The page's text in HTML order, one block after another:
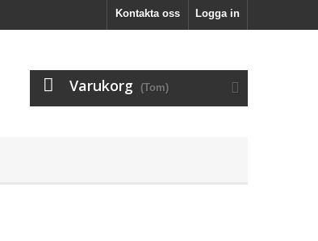
Logga in
Kontakta oss
Varukorg (Tom)